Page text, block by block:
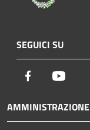
SEGUICI SU
Facebook
AMMINISTRAZIONE